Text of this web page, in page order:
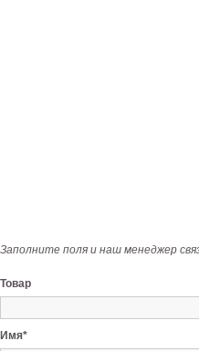
Заполните поля и наш менеджер
Товар
Имя*